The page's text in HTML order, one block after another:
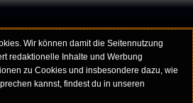
Wir können damit die Seitennutzung
redaktionelle Inhalte und Werbung
zu Cookies und insbesondere dazu, wie
kannst, findest du in unseren